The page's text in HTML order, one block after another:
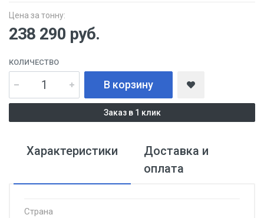
Цена за тонну:
238 290 руб.
КОЛИЧЕСТВО
В корзину
Заказ в 1 клик
Характеристики
Доставка и
оплата
Страна